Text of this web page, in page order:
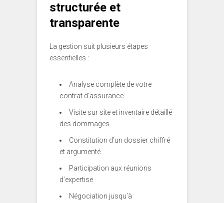
structurée et
transparente
La gestion suit plusieurs étapes
essentielles :
Analyse complète de votre
contrat d’assurance
Visite sur site et inventaire détaillé
des dommages
Constitution d’un dossier chiffré
et argumenté
Participation aux réunions
d’expertise
Négociation jusqu’à